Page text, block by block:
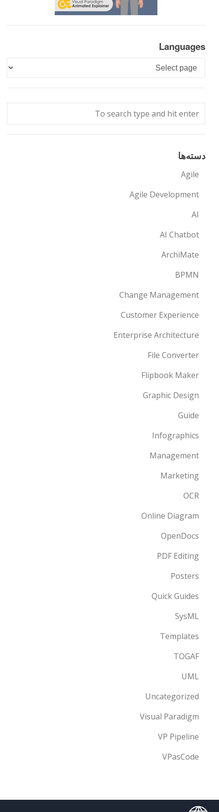
Languages
Languages
دسته‌ها
Agile
Agile Development
AI
AI Chatbot
ArchiMate
BPMN
Change Management
Customer Experience
Enterprise Architecture
File Converter
Flipbook Maker
Graphic Design
Guide
Infographics
Management
Marketing
OCR
Online Diagram
OpenDocs
PDF Editing
Posters
Quick Guides
SysML
Templates
TOGAF
UML
Uncategorized
Visual Paradigm
VP Pipeline
VPasCode